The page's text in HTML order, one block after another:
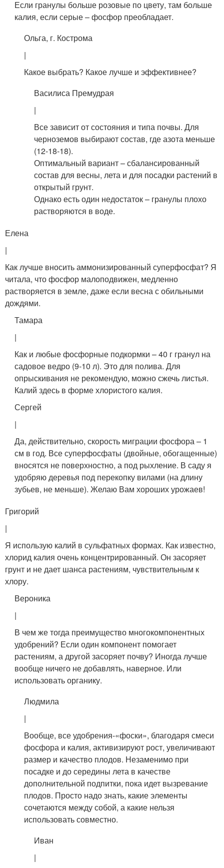
Если гранулы больше розовые по цвету, там больше
калия, если серые – фосфор преобладает.
Ольга, г. Кострома
|
Какое выбрать? Какое лучше и эффективнее?
Василиса Премудрая
|
Все зависит от состояния и типа почвы. Для
черноземов выбирают состав, где азота меньше
(12-18-18).
Оптимальный вариант – сбалансированный
состав для весны, лета и для посадки растений в
открытый грунт.
Однако есть один недостаток – гранулы плохо
растворяются в воде.
Елена
|
Как лучше вносить аммонизированный суперфосфат? Я
читала, что фосфор малоподвижен, медленно
растворяется в земле, даже если весна с обильными
дождями.
Тамара
|
Как и любые фосфорные подкормки – 40 г гранул на
садовое ведро (9-10 л). Это для полива. Для
опрыскивания не рекомендую, можно сжечь листья.
Калий здесь в форме хлористого калия.
Сергей
|
Да, действительно, скорость миграции фосфора – 1
см в год. Все суперфосфаты (двойные, обогащенные)
вносятся не поверхностно, а под рыхление. В саду я
удобряю деревья под перекопку вилами (на длину
зубьев, не меньше). Желаю Вам хороших урожаев!
Григорий
|
Я использую калий в сульфатных формах. Как известно,
хлорид калия очень концентрированный. Он засоряет
грунт и не дает шанса растениям, чувствительным к
хлору.
Вероника
|
В чем же тогда преимущество многокомпонентных
удобрений? Если один компонент помогает
растениям, а другой засоряет почву? Иногда лучше
вообще ничего не добавлять, наверное. Или
использовать органику.
Людмила
|
Вообще, все удобрения-«фоски», благодаря смеси
фосфора и калия, активизируют рост, увеличивают
размер и качество плодов. Незаменимо при
посадке и до середины лета в качестве
дополнительной подпитки, пока идет вызревание
плодов. Просто надо знать, какие элементы
сочетаются между собой, а какие нельзя
использовать совместно.
Иван
|